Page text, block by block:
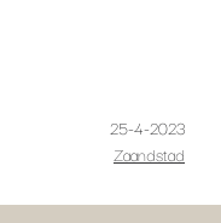
25-4-2023
Zaandstad